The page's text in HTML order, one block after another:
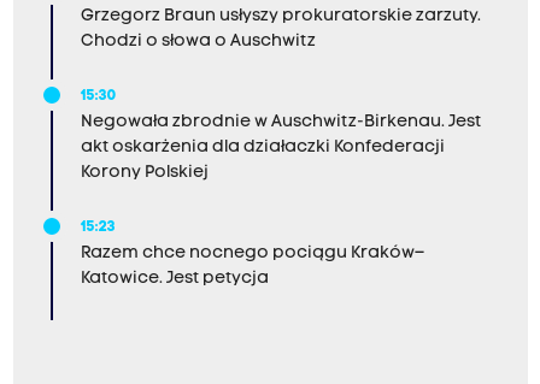
Grzegorz Braun usłyszy prokuratorskie zarzuty.
Chodzi o słowa o Auschwitz
15:30
Negowała zbrodnie w Auschwitz-Birkenau. Jest
akt oskarżenia dla działaczki Konfederacji
Korony Polskiej
15:23
Razem chce nocnego pociągu Kraków–
Katowice. Jest petycja